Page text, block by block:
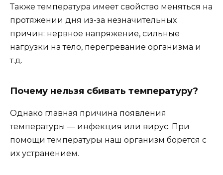
Также температура имеет свойство меняться на
протяжении дня из-за незначительных
причин: нервное напряжение, сильные
нагрузки на тело, перегревание организма и
т.д.
Почему нельзя сбивать температуру?
Однако главная причина появления
температуры — инфекция или вирус. При
помощи температуры наш организм борется с
их устранением.